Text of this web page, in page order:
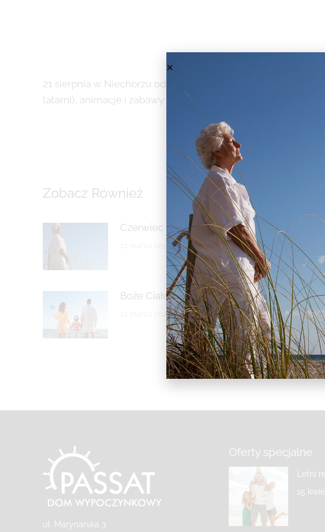
21 sierpnia w Niechorzu odbędzie się Święto Latarni
latarni), animacje i zabawy dla dzieci, występy muzyczne.
Zobacz Również
Czerwiec dla Seniora
12 marca 2025
Boże Ciało 2025
12 marca 2025
ul. Marynarska 3
Oferty specjalne
Letni
15